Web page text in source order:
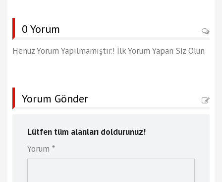
0 Yorum
Henüz Yorum Yapılmamıştır.! İlk Yorum Yapan Siz Olun
Yorum Gönder
Lütfen tüm alanları doldurunuz!
Yorum *